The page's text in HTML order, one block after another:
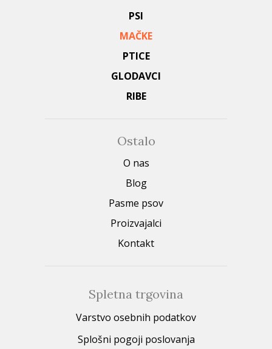
PSI
MAČKE
PTICE
GLODAVCI
RIBE
Ostalo
O nas
Blog
Pasme psov
Proizvajalci
Kontakt
Spletna trgovina
Varstvo osebnih podatkov
Splošni pogoji poslovanja